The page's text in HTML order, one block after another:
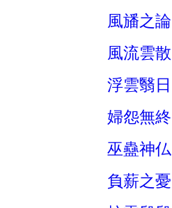
風旙之論
風流雲散
浮雲翳日
婦怨無終
巫蠱神仏
負薪之憂